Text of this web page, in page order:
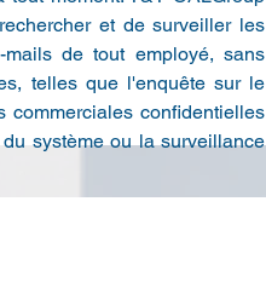
et de surveiller les
de tout employé, sans
telles que l'enquête sur le
commerciales confidentielles
système ou la surveillance